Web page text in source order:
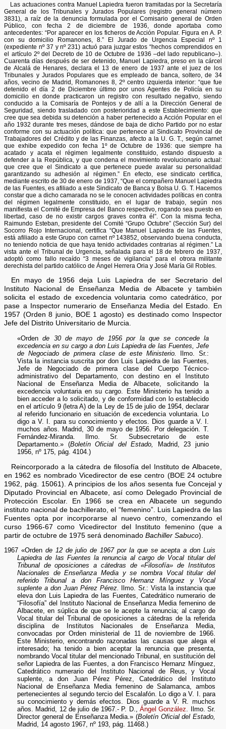
Las actuaciones contra Manuel Lapiedra fueron tramitadas por la Secretaría
General de los Tribunales y Jurados Populares (registro general número
3831), a raíz de la denuncia formulada por el Comisario general de Orden
Público, con fecha 2 de diciembre de 1936, donde aportaba como
antecedentes: “Por aparecer en los ficheros de Acción Popular. Figura en A. P.
con su domicilio Romanones, 8.” El Jurado de Urgencia Especial nº 1
(expediente nº 37 y nº 231) actuó para juzgar estos “hechos comprendidos en
el artículo 2º del Decreto de 10 de Octubre de 1936 –del lado republicano–).
Cuarenta días después de ser detenido, Manuel Lapiedra, preso en la cárcel
de Alcalá de Henares, declara el 13 de enero de 1937 ante el juez de los
Tribunales y Jurados Populares que es empleado de banca, soltero, de 34
años, vecino de Madrid, Romanones 8, 2º centro izquierda interior: “que fue
detenido el día 2 de Diciembre último por unos Agentes de Policía en su
domicilio en donde practicaron un registro con resultado negativo, siendo
conducido a la Comisaría de Pontejos y de allí a la Dirección General de
Seguridad, siendo trasladado con posterioridad a este Establecimiento: que
cree que sea debida su detención a haber pertenecido a Acción Popular en el
año 1932 durante tres meses, dándose de baja de dicho Partido por no estar
conforme con su actuación política: que pertenece al Sindicato Provincial de
Trabajadores del Crédito y de las Finanzas, afecto a la U. G. T., según carnet
que exhibe expedido con fecha 1º de Octubre de 1936: que siempre ha
acatado y acata el régimen legalmente constituido, estando dispuesto a
defender a la República, y que condena el movimiento revolucionario actual:
que cree que el Sindicato a que pertenece puede avalar su personalidad
garantizando su adhesión al régimen.” En efecto, ese sindicato certifica,
mediante escrito de 30 de enero de 1937, “Que el compañero Manuel Lapiedra
de las Fuentes, es afiliado a este Sindicato de Banca y Bolsa U. G. T. Hacemos
constar que a dicho camarada no se le conocen actividades políticas en contra
del régimen legalmente constituido, en el lugar de trabajo, según nos
manifiesta el Comité de Empresa del Banco respectivo, rogando sea puesto en
libertad, caso de no existir cargos graves contra él”. Con la misma fecha,
Raimundo Esteban, presidente del Comité “Grupo Octubre” (Sección Sur) del
Socorro Rojo Internacional, certifica “Que Manuel Lapiedra de las Fuentes,
está afiliado a este Grupo con carnet nº 143852, observando buena conducta,
no teniendo noticia de que haya tenido actividades contrarias al régimen.” La
vista ante el Tribunal de Urgencia, señalada para el 18 de febrero de 1937,
adoptó como fallo recaído “3 meses de vigilancia” para el otrora militante
derechista del partido católico de Ángel Herrera Oria y José María Gil Robles.
En mayo de 1956 deja Luis Lapiedra de ser Secretario del
Instituto Nacional de Enseñanza Media de Albacete y también
solicita el estado de excedencia voluntaria como catedrático, por
pase a Inspector numerario de Enseñanza Media del Estado. En
1957 (Orden 8 junio, BOE 1 agosto) es destinado como Inspector
Jefe del Distrito Universitario de Murcia.
«Ordende 30 de mayo de 1956 por la que se concede la
excedencia en su cargo a don Luis Lapiedra de las Fuentes, Jefe
de Negociado de primera clase de este Ministerio.
Ilmo. Sr.:
Vista la instancia suscrita por don Luis Lapiedra de las Fuentes,
Jefe de Negociado de primera clase del Cuerpo Técnico-
administrativo del Departamento, con destino en el Instituto
Nacional de Enseñanza Media de Albacete, solicitando la
excedencia voluntaria en su cargo. Este Ministerio ha tenido a
bien acceder a lo solicitado, y de conformidad con lo establecido
en el artículo 9 (letra A) de la Ley de 15 de julio de 1954, declarar
al referido funcionario en situación de excedencia voluntaria. Lo
digo a V. I. para su conocimiento y efectos. Dios guarde a V. I.
muchos años. Madrid, 30 de mayo de 1956. Por delegación. T.
Fernández-Miranda. Ilmo. Sr. Subsecretario de este
Departamento.» (Boletín Oficial del Estado,
Madrid, 23 junio
1956, nº 175, pág. 4104.)
Reincorporado a la cátedra de filosofía del Instituto de Albacete,
en 1962 es nombrado Vicedirector de ese centro (BOE 24 octubre
1962, pág. 15061). A principios de los años sesenta fue Concejal y
Diputado Provincial en Albacete, así como Delegado Provincial de
Protección Escolar. En 1966 se crea en Albacete un segundo
instituto nacional de bachillerato, el “femenino”. Luis Lapiedra de las
Fuentes opta por incorporarse al nuevo centro, comenzando el
curso 1966-67 como Vicedirector del Instituto femenino (que a
partir de octubre de 1975 será denominadoBachiller Sabuco).
1967 «Orden de 12 de julio de 1967 por la que se acepta a don Luis
Lapiedra de las Fuentes la renuncia al cargo de Vocal titular del
Tribunal de oposiciones a cátedras de «Filosofía» de Institutos
Nacionales de Enseñanza Media y se nombra Vocal titular del
referido Tribunal a don Francisco Hernanz Mínguez y Vocal
suplente a don Juan Pérez Pérez.
Ilmo. Sr.: Vista la instancia que
eleva don Luis Lapiedra de las Fuentes, Catedrático numerario de
“Filosofía” del Instituto Nacional de Enseñanza Media femenino de
Albacete, en súplica de que se le acepte la renuncia; al cargo de
Vocal titular del Tribunal de oposiciones a cátedras de la referida
disciplina de Institutos Nacionales de Enseñanza Media,
convocadas por Orden ministerial de 11 de noviembre de 1966.
Este Ministerio, encontrando razonadas las causas que alega el
interesado; ha tenido a bien aceptar la renuncia que presenta,
nombrando Vocal titular del mencionado Tribunal, en sustitución del
señor Lapiedra de las Fuentes, a don Francisco Hernanz Mínguez,
Catedrático numerario del Instituto Nacional de Reus, y Vocal
suplente, a don Juan Pérez Pérez, Catedrático del Instituto
Nacional de Enseñanza Media femenino de Salamanca, ambos
pertenecientes al segundo tercio del Escalafón. Lo digo a V. I. para
su conocimiento y demás efectos. Dios guarde a V. R. muchos
años. Madrid, 12 de julio de 1967.- P. D., Ángel González. Ilmo. Sr.
Director general de Enseñanza Media.» (Boletín Oficial del Estado,
Madrid, 14 agosto 1967, nº 193, pág. 11468.)